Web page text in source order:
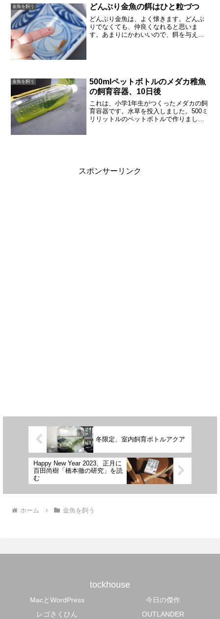
ら、0.5％の食塩水にするには、10グラム
の塩をいれるのですが...
金魚を飼う どんぶり金魚の餌はひと粒づつ
どんぶり金魚は、よく懐きます。どんぶ
りでなくても、仲良くなれると思いま
す。あまりにかわいいので、餌を与えす
金魚を飼う
500mlペットボトルのメダカ稚魚
の飼育容器、10日後
これは、小学1年生がつくったメダカの飼
育容器です。水草を投入しました。500ミ
リリットルのペットボトルで作りまし
スポンサーリンク
冬限定、室内飼育ボトルアクア
Happy New Year 2023、正月に
百田尚樹「橋本徹の研究」を読
む
ホーム 金魚を飼う
tockhouse
MacとWordPress
今日の傑作
レゴさくひん
OUTLANDER